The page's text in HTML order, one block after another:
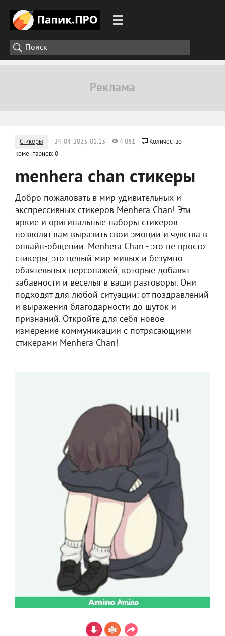
Стикеры 24-04-2023, 01:13 4 081
Количество
коментариев: 0
menhera chan стикеры
Добро пожаловать в мир удивительных и
экспрессивных стикеров Menhera Chan! Эти
яркие и оригинальные наборы стикеров
позволят вам выразить свои эмоции и чувства в
онлайн-общении. Menhera Chan - это не просто
стикеры, это целый мир милых и безумно
обаятельных персонажей, которые добавят
забавности и веселья в ваши разговоры. Они
подходят для любой ситуации: от поздравлений
и выражения благодарности до шуток и
признаний. Откройте для себя новое
измерение коммуникации с потрясающими
стикерами Menhera Chan!